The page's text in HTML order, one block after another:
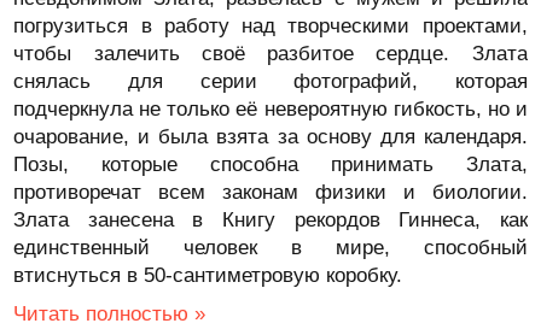
погрузиться в работу над творческими проектами,
чтобы залечить своё разбитое сердце. Злата
снялась для серии фотографий, которая
подчеркнула не только её невероятную гибкость, но и
очарование, и была взята за основу для календаря.
Позы, которые способна принимать Злата,
противоречат всем законам физики и биологии.
Злата занесена в Книгу рекордов Гиннеса, как
единственный человек в мире, способный
втиснуться в 50-сантиметровую коробку.
Читать полностью »